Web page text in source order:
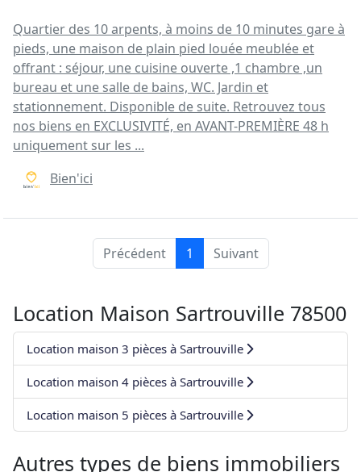
Quartier des 10 arpents, à moins de 10 minutes gare à
pieds, une maison de plain pied louée meublée et
offrant : séjour, une cuisine ouverte ,1 chambre ,un
bureau et une salle de bains, WC. Jardin et
stationnement. Disponible de suite. Retrouvez tous
nos biens en EXCLUSIVITÉ, en AVANT-PREMIÈRE 48 h
uniquement sur les ...
Bien'ici
Précédent 1 Suivant
Location Maison Sartrouville 78500
Location maison 3 pièces à Sartrouville
Location maison 4 pièces à Sartrouville
Location maison 5 pièces à Sartrouville
Autres types de biens immobiliers